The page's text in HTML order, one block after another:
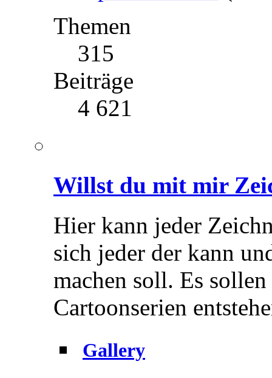
Themen
315
Beiträge
4 621
Willst du mit mir
Hier kann jeder
sich jeder der kann
machen soll. Es
Cartoonserien
Gallery